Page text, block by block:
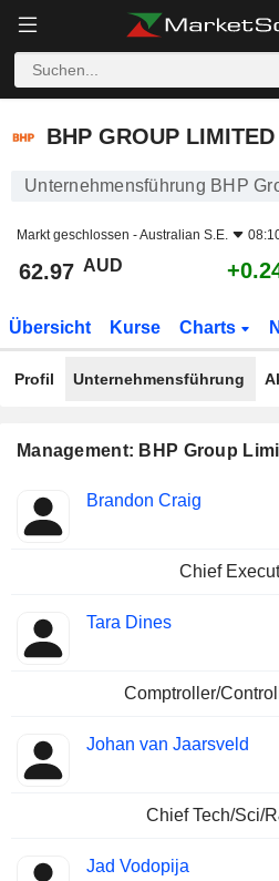
BHP GROUP LIMITED
BHP GROUP LIMITED
Unternehmensführung BHP
Markt geschlossen -Australian S.E.
62.97 AUD
Übersicht Kurse Charts
Profil Unternehmensführung
Management: BHP Group
Manager
Besetzte
Brandon Craig
Chief
Tara Dines
Comptroller/
Johan van Jaarsveld
Chief Tech/Sci/
Jad Vodopija